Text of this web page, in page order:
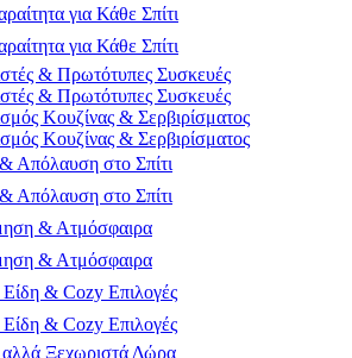
για Κάθε Σπίτι
για Κάθε Σπίτι
& Πρωτότυπες Συσκευές
& Πρωτότυπες Συσκευές
Κουζίνας & Σερβιρίσματος
Κουζίνας & Σερβιρίσματος
Απόλαυση στο Σπίτι
Απόλαυση στο Σπίτι
& Ατμόσφαιρα
& Ατμόσφαιρα
& Cozy Επιλογές
& Cozy Επιλογές
Ξεχωριστά Δώρα